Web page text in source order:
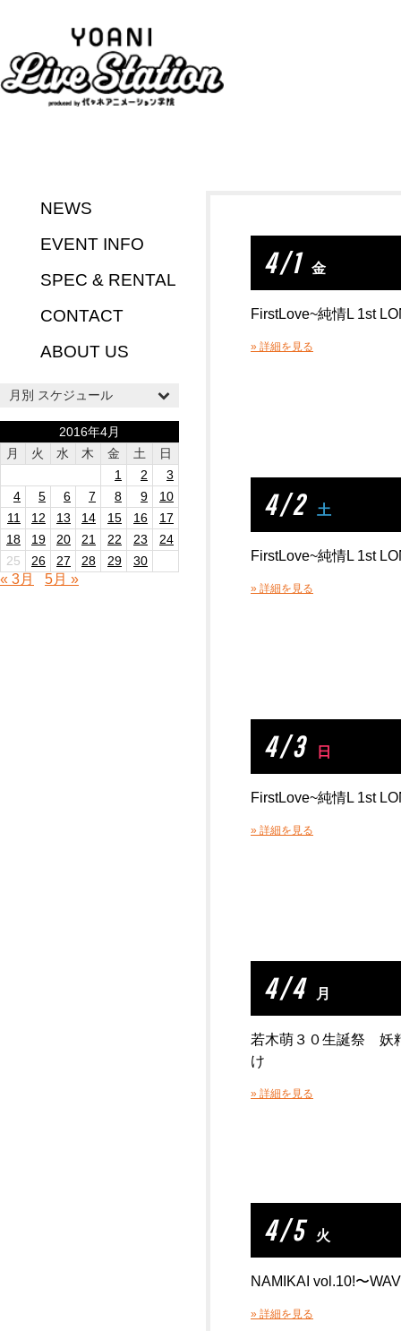
NEWS
EVENT INFO
SPEC & RENTAL
CONTACT
ABOUT US
月別 スケジュール
2016年4月
月
火 水 木 金 土
日
1
2
3
4
5 6 7 8 9
10
11
12 13 14 15 16
17
18
19 20 21 22 23
24
25
26 27 28 29 30
« 3月 5月 »
4 / 1 金
FirstLove~純情L 1st
» 詳細を見る
4 / 2 土
FirstLove~純情L 1st
» 詳細を見る
4 / 3 日
FirstLove~純情L 1st
» 詳細を見る
4 / 4 月
若木萌３０生誕祭 妖
け
» 詳細を見る
4 / 5 火
NAMIKAI vol.10!〜
» 詳細を見る